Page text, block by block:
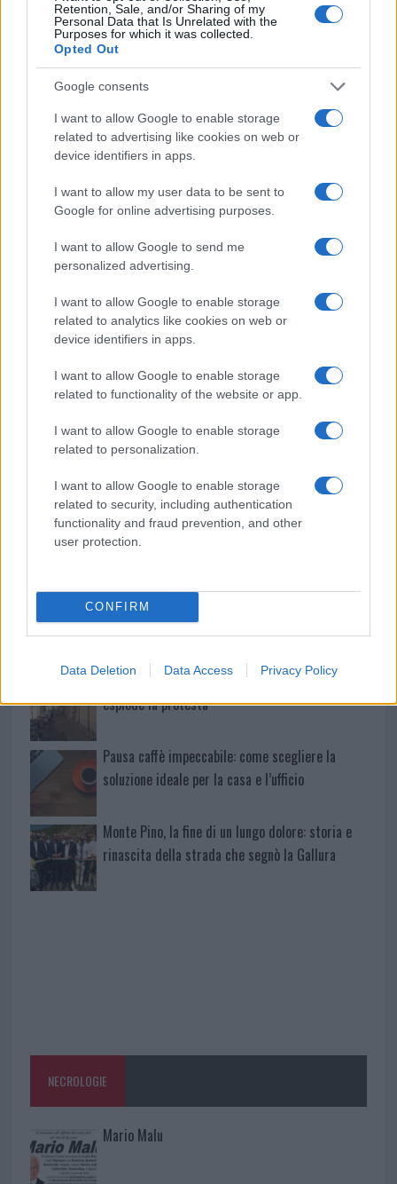
Retention, Sale, and/or Sharing of my
Personal Data that Is Unrelated with the
Purposes for which it was collected.
Opted Out
Google consents
I want to allow Google to enable storage
related to advertising like cookies on web or
device identifiers in apps.
I want to allow my user data to be sent to
Google for online advertising purposes.
I want to allow Google to send me
personalized advertising.
I want to allow Google to enable storage
related to analytics like cookies on web or
device identifiers in apps.
I want to allow Google to enable storage
related to functionality of the website or app.
I want to allow Google to enable storage
related to personalization.
I want to allow Google to enable storage
related to security, including authentication
functionality and fraud prevention, and other
user protection.
CONFIRM
Data Deletion Data Access Privacy Policy
Ricevi le nostre ultime news
daGoogle News
Condividi l'articolo
F
a
ce
b
o
k
T
w
it
te
Pi
n
te
re
W
h
at
s
A
p
p
h
a
re
Prossimo articolo
NOTIZIE RECENTI
Ristorante distrutto dalle fiamme a La
Maddalena, incendio a Monti d’à rena
Le previsioni meteo per il weekend a Olbia e in
Gallura
Michelle Hunziker in Gallura, bella anche dal
Calangianus, dopo le polemiche il centro
accoglienza minori chiude
Olbia, divieto di sosta contro spaccio e degrado:
esplode la protesta
Pausa caffè impeccabile: come scegliere la
soluzione ideale per la casa e l’ufficio
Monte Pino, la fine di un lungo dolore: storia e
rinascita della strada che segnò la Gallura
NECROLOGIE
Mario Malu